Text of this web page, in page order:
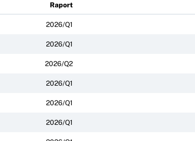
Raport
2026/Q1
2026/Q1
2026/Q2
2026/Q1
2026/Q1
2026/Q1